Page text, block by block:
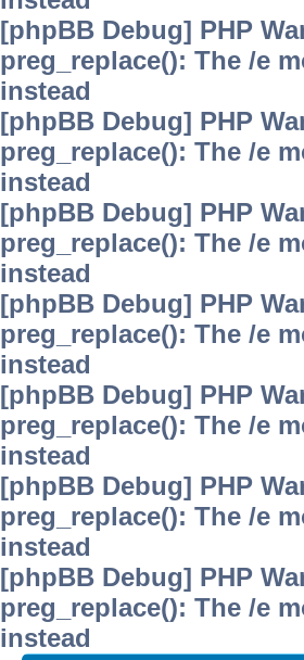
[phpBB Debug] PHP
preg_replace(): The /e
instead
[phpBB Debug] PHP
preg_replace(): The /e
instead
[phpBB Debug] PHP
preg_replace(): The /e
instead
[phpBB Debug] PHP
preg_replace(): The /e
instead
[phpBB Debug] PHP
preg_replace(): The /e
instead
[phpBB Debug] PHP
preg_replace(): The /e
instead
[phpBB Debug] PHP
preg_replace(): The /e
instead